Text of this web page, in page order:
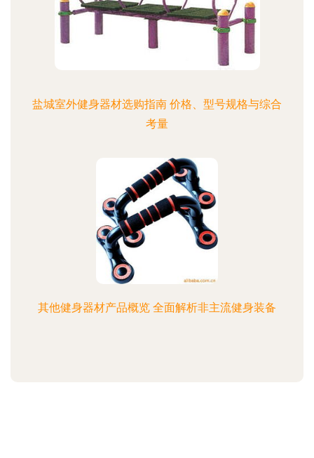
盐城室外健身器材选购指南 价格、型号规格与综合
考量
其他健身器材产品概览 全面解析非主流健身装备